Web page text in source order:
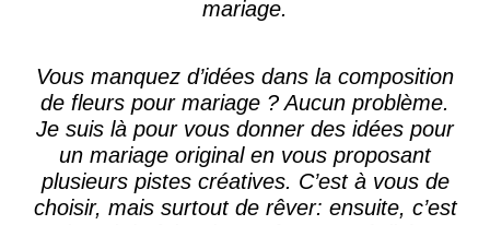
mariage.
Vous manquez d’idées dans la composition
de fleurs pour mariage ? Aucun problème.
Je suis là pour vous donner des idées pour
un mariage original en vous proposant
plusieurs pistes créatives. C’est à vous de
choisir, mais surtout de rêver: ensuite, c’est